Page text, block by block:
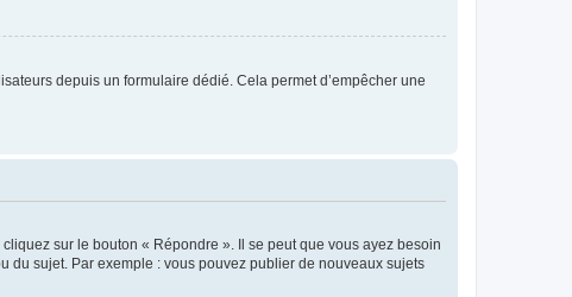
depuis un formulaire dédié. Cela permet d’empêcher une
sur le bouton « Répondre ». Il se peut que vous ayez besoin
du sujet. Par exemple : vous pouvez publier de nouveaux sujets